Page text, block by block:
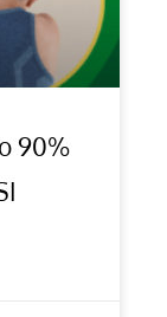
90%